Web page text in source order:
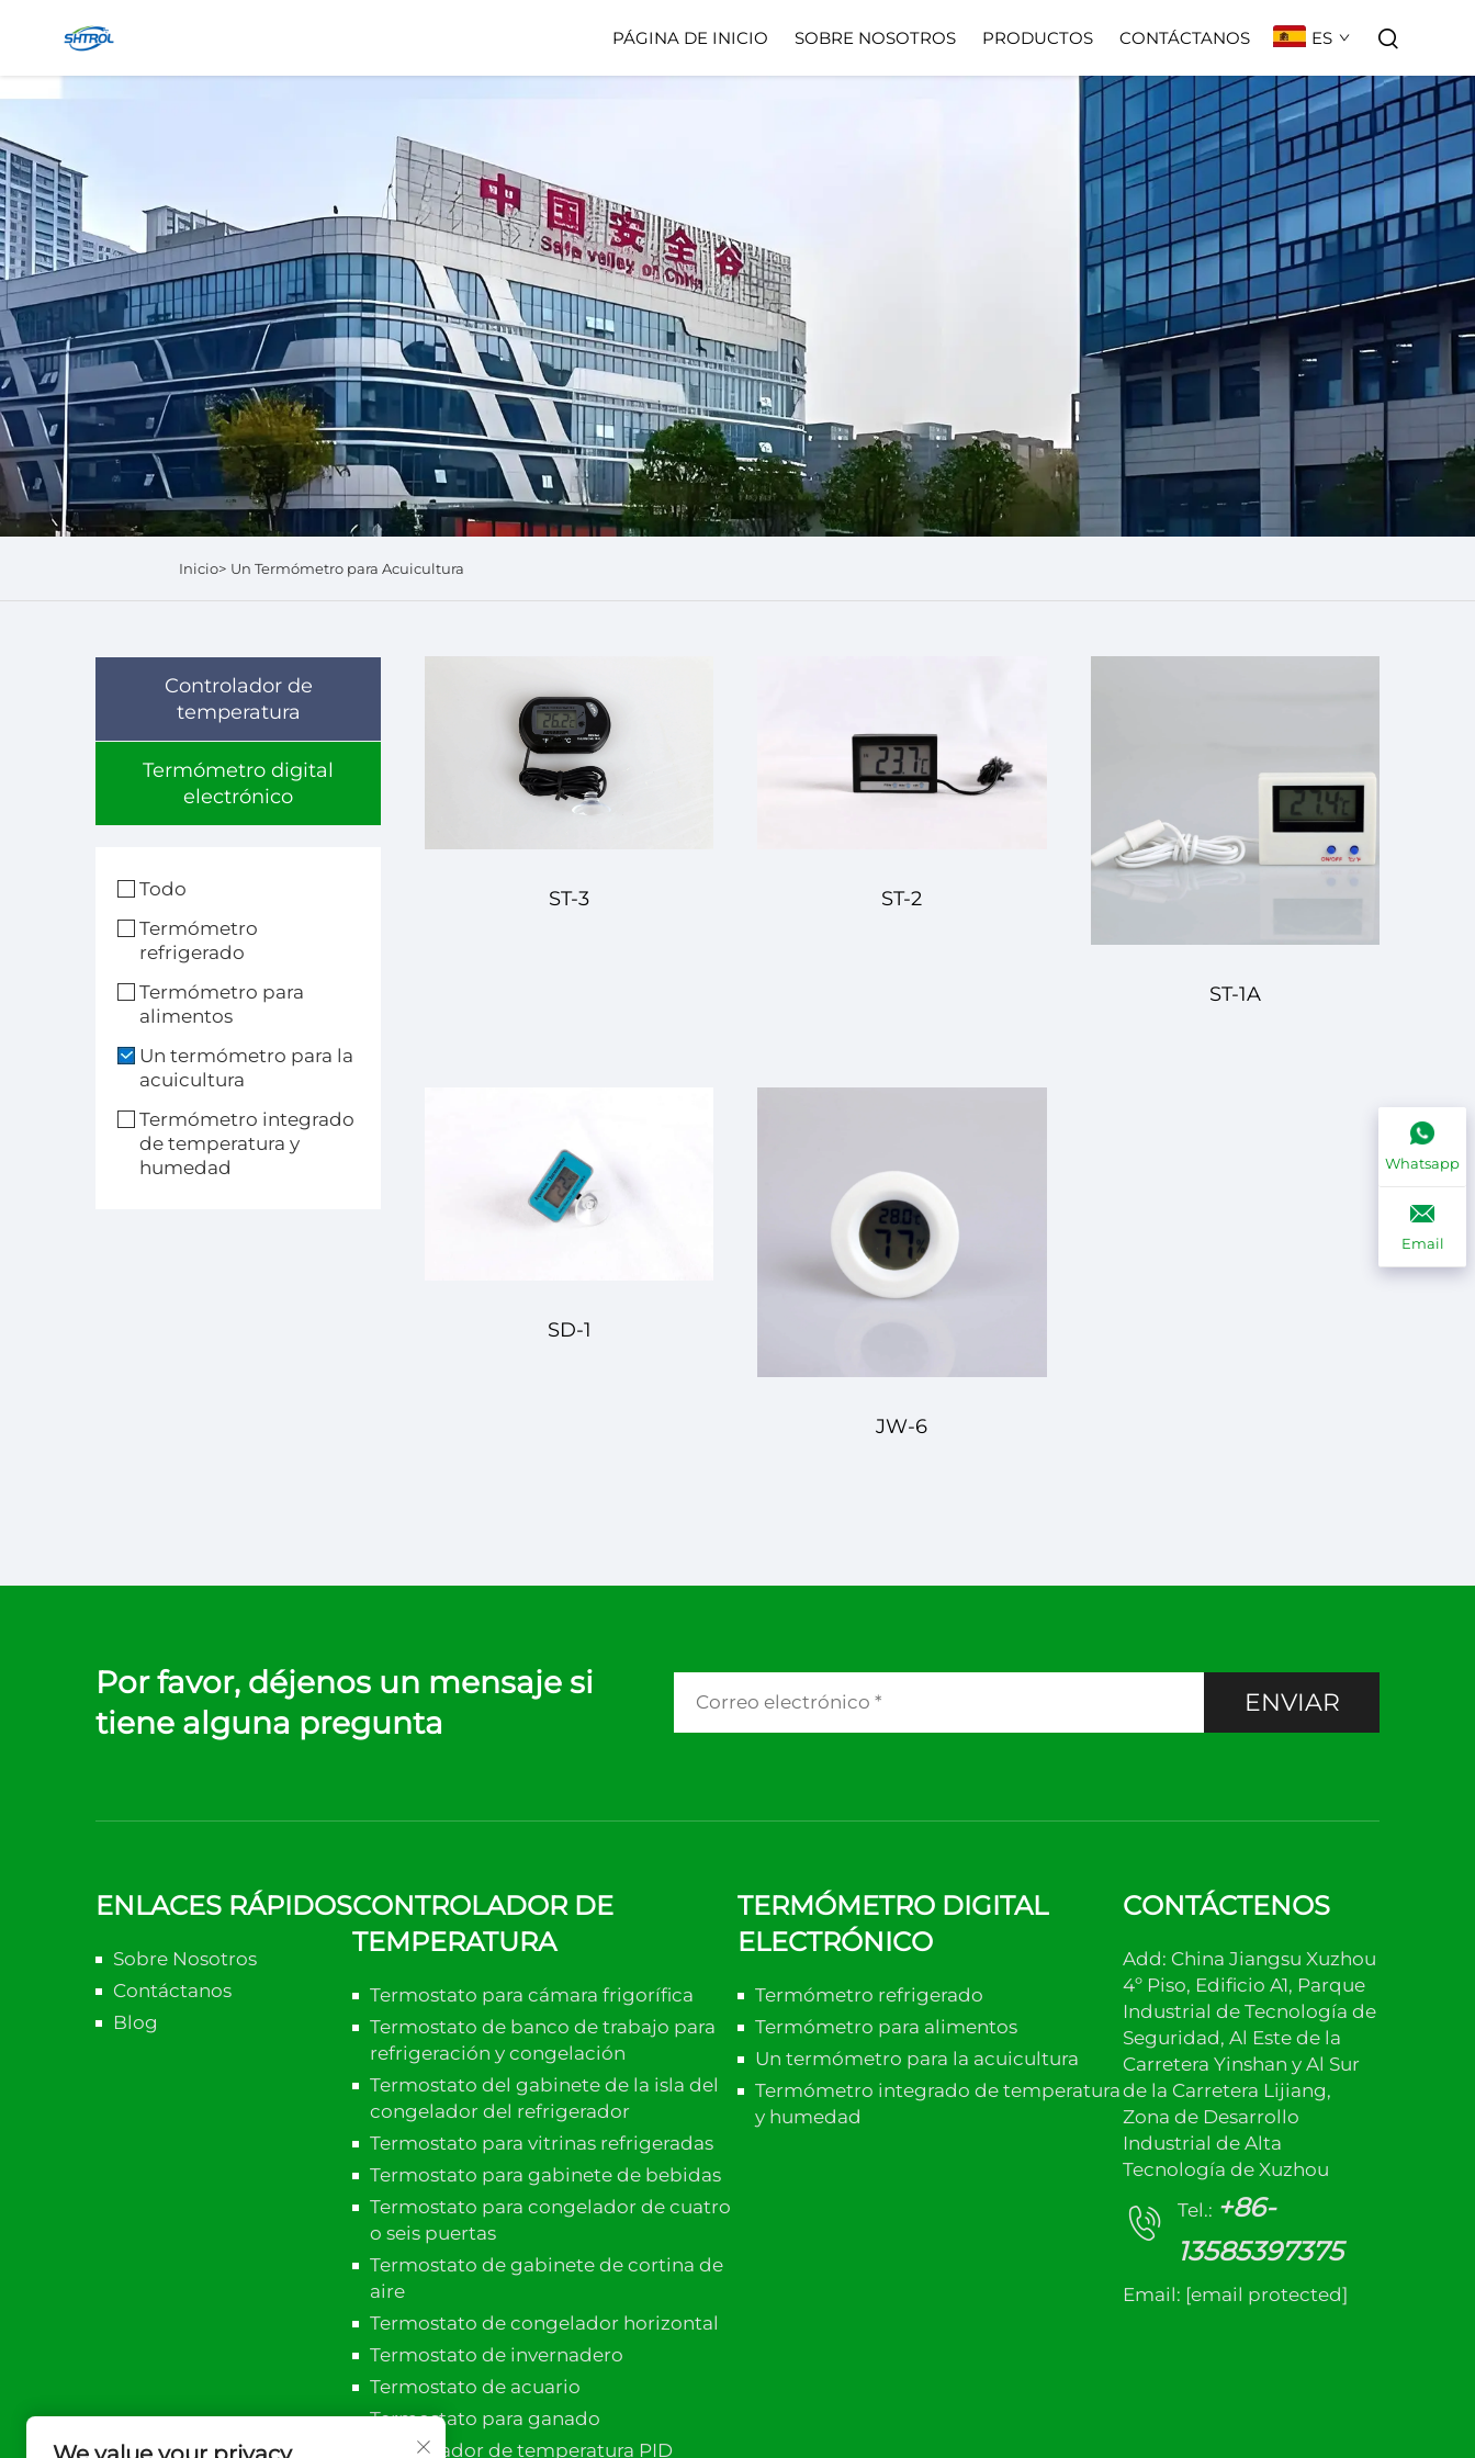
PÁGINA DE INICIO SOBRE NOSOTROS PRODUCTOS CONTÁCTANOS ES
Inicio> Un Termómetro para Acuicultura
Controlador de
temperatura
Termómetro digital
electrónico
Todo
Termómetro
refrigerado
Termómetro para
alimentos
Un termómetro para la
acuicultura
Termómetro integrado
de temperatura y
humedad
ST-3 ST-2
ST-1A
SD-1
JW-6
Whatsapp
Email
Por favor, déjenos un mensaje si
tiene alguna pregunta
ENVIAR
ENLACES RÁPIDOS
Sobre Nosotros
Contáctanos
Blog
CONTROLADOR DE
TEMPERATURA
Termostato para cámara frigorífica
Termostato de banco de trabajo para
refrigeración y congelación
Termostato del gabinete de la isla del
congelador del refrigerador
Termostato para vitrinas refrigeradas
Termostato para gabinete de bebidas
Termostato para congelador de cuatro
o seis puertas
Termostato de gabinete de cortina de
aire
Termostato de congelador horizontal
Termostato de invernadero
Termostato de acuario
Termostato para ganado
Controlador de temperatura PID
TERMÓMETRO DIGITAL
ELECTRÓNICO
Termómetro refrigerado
Termómetro para alimentos
Un termómetro para la acuicultura
Termómetro integrado de temperatura
y humedad
CONTÁCTENOS
Add: China Jiangsu Xuzhou
4º Piso, Edificio A1, Parque
Industrial de Tecnología de
Seguridad, Al Este de la
Carretera Yinshan y Al Sur
de la Carretera Lijiang,
Zona de Desarrollo
Industrial de Alta
Tecnología de Xuzhou
Tel.: +86-
13585397375
Email: [email protected]